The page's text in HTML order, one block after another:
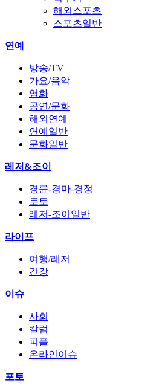
해외스포츠
스포츠일반
연예
방송/TV
가요/음악
영화
공연/문화
해외연예
연예일반
문화일반
레저&조이
경륜-경마-경정
토토
레저-조이일반
라이프
여행/레저
건강
이슈
사회
칼럼
피플
온라인이슈
포토